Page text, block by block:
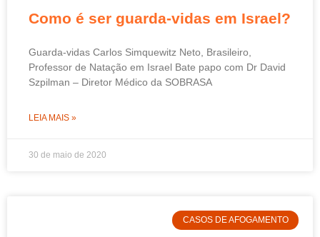
Como é ser guarda-vidas em Israel?
Guarda-vidas Carlos Simquewitz Neto, Brasileiro,
Professor de Natação em Israel Bate papo com Dr David
Szpilman – Diretor Médico da SOBRASA
LEIA MAIS »
30 de maio de 2020
CASOS DE AFOGAMENTO